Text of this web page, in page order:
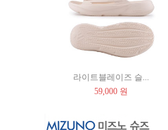
라이트블레이즈 슬...
59,000 원